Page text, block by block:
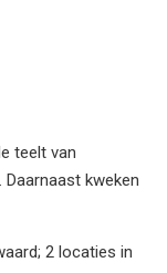
teelt van
kweken
2 locaties in